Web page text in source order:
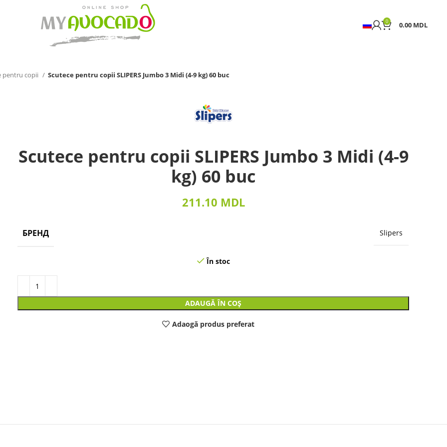
0 0.00 MDL
pentru copii Scutece pentru copii SLIPERS Jumbo 3 Midi (4-9 kg) 60 buc
Scutece pentru copii SLIPERS Jumbo 3 Midi (4-9
kg) 60 buc
211.10 MDL
БРЕНД Slipers
În stoc
ADAUGĂ ÎN COȘ
Adaogă produs preferat